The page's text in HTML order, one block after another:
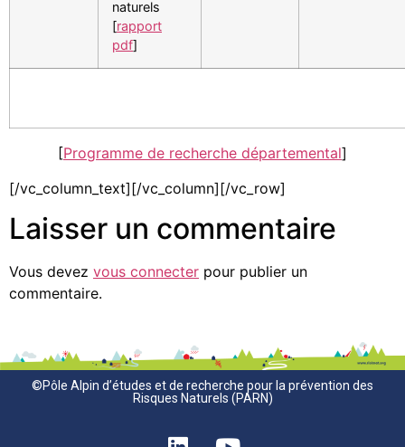
naturels
[rapport
pdf]
[Programme de recherche départemental]
[/vc_column_text][/vc_column][/vc_row]
Laisser un commentaire
Vous devez vous connecter pour publier un
commentaire.
©Pôle Alpin d’études et de recherche pour la prévention des
Risques Naturels (PARN)